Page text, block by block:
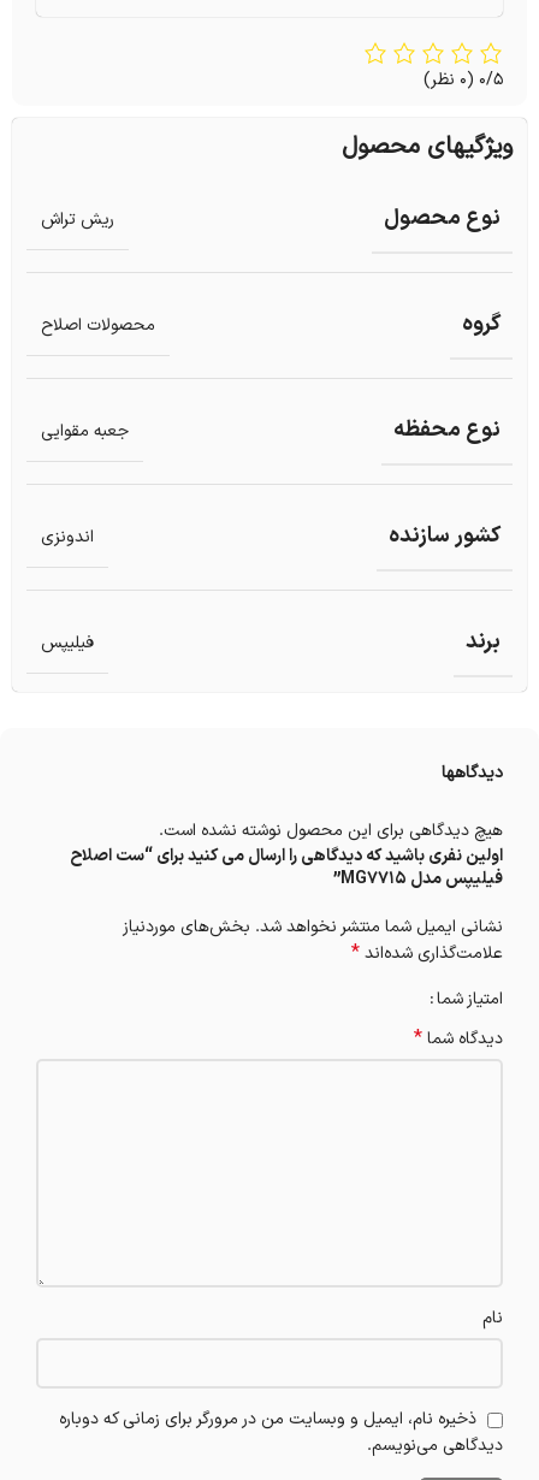
0/5 (0 نظر)
ویژگیهای محصول
نوع محصول ریش تراش
گروه محصولات اصلاح
نوع محفظه جعبه مقوایی
کشور سازنده اندونزی
برند فیلیپس
دیدگاهها
هیچ دیدگاهی برای این محصول نوشته نشده است.
اولین نفری باشید که دیدگاهی را ارسال می کنید برای “ست اصلاح
فیلیپس مدل MG7715”
نشانی ایمیل شما منتشر نخواهد شد. بخش‌های موردنیاز
علامت‌گذاری شده‌اند*
امتیاز شما
دیدگاه شما*
نام
ذخیره نام، ایمیل و وبسایت من در مرورگر برای زمانی که دوباره
دیدگاهی می‌نویسم.